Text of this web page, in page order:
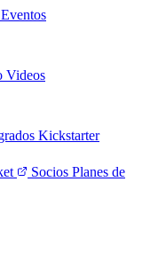
Eventos
Videos
Kickstarter
Socios Planes de